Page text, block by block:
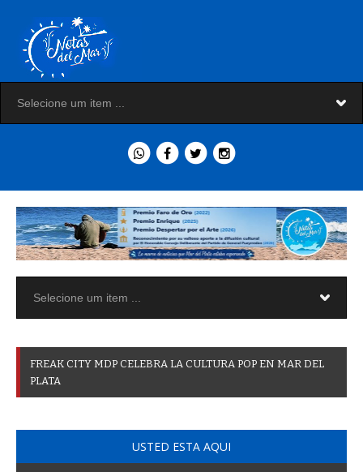
FREAK CITY MDP CELEBRA LA CULTURA POP EN MAR DEL
PLATA
USTED ESTA AQUI